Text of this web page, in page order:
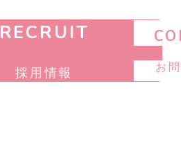
RECRUIT
採用情報 お